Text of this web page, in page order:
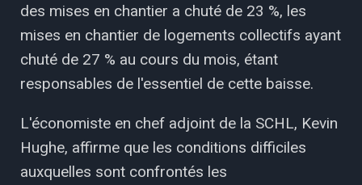
des mises en chantier a chuté de 23 %, les
mises en chantier de logements collectifs ayant
chuté de 27 % au cours du mois, étant
responsables de l'essentiel de cette baisse.
L'économiste en chef adjoint de la SCHL, Kevin
Hughe, affirme que les conditions difficiles
auxquelles sont confrontés les